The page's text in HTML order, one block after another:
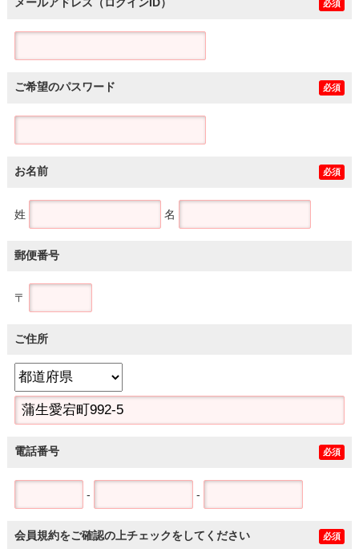
必須
ご希望のパスワード 必須
お名前 必須
姓 名
郵便番号
〒
ご住所
電話番号 必須
- -
会員規約をご確認の上チェックをしてください 必須